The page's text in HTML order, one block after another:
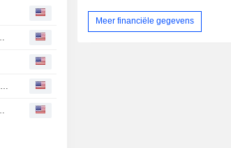
Meer financiële gegevens